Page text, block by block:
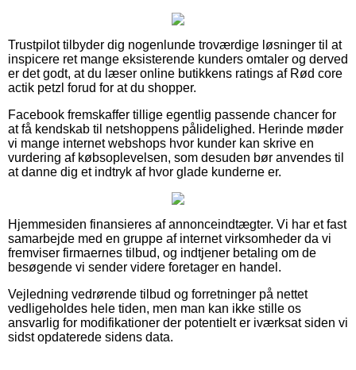
Trustpilot tilbyder dig nogenlunde troværdige løsninger til at
inspicere ret mange eksisterende kunders omtaler og derved
er det godt, at du læser online butikkens ratings af Rød core
actik petzl forud for at du shopper.
Facebook fremskaffer tillige egentlig passende chancer for
at få kendskab til netshoppens pålidelighed. Herinde møder
vi mange internet webshops hvor kunder kan skrive en
vurdering af købsoplevelsen, som desuden bør anvendes til
at danne dig et indtryk af hvor glade kunderne er.
Hjemmesiden finansieres af annonceindtægter. Vi har et fast
samarbejde med en gruppe af internet virksomheder da vi
fremviser firmaernes tilbud, og indtjener betaling om de
besøgende vi sender videre foretager en handel.
Vejledning vedrørende tilbud og forretninger på nettet
vedligeholdes hele tiden, men man kan ikke stille os
ansvarlig for modifikationer der potentielt er iværksat siden vi
sidst opdaterede sidens data.